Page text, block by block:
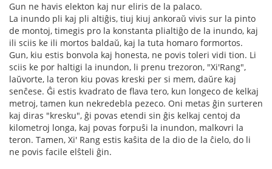
Gun ne havis elekton kaj nur eliris de la palaco.
La inundo pli kaj pli altiĝis, tiuj kiuj ankoraŭ vivis sur la pinto
de montoj, timegis pro la konstanta plialtiĝo de la inundo, kaj
ili sciis ke ili mortos baldaŭ, kaj la tuta homaro formortos.
Gun, kiu estis bonvola kaj honesta, ne povis toleri vidi tion. Li
sciis ke por haltigi la inundon, li prenu trezoron, "Xi'Rang",
laŭvorte, la teron kiu povas kreski per si mem, daŭre kaj
senĉese. Ĝi estis kvadrato de flava tero, kun longeco de kelkaj
metroj, tamen kun nekredebla pezeco. Oni metas ĝin surteren
kaj diras "kresku", ĝi povas etendi sin ĝis kelkaj centoj da
kilometroj longa, kaj povas forpuŝi la inundon, malkovri la
teron. Tamen, Xi' Rang estis kaŝita de la dio de la ĉielo, do li
ne povis facile elŝteli ĝin.